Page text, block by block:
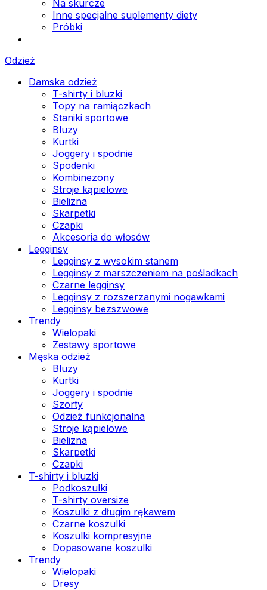
Na skurcze
Inne specjalne suplementy diety
Próbki
Odzież
Damska odzież
T-shirty i bluzki
Topy na ramiączkach
Staniki sportowe
Bluzy
Kurtki
Joggery i spodnie
Spodenki
Kombinezony
Stroje kąpielowe
Bielizna
Skarpetki
Czapki
Akcesoria do włosów
Legginsy
Legginsy z wysokim stanem
Legginsy z marszczeniem na pośladkach
Czarne legginsy
Legginsy z rozszerzanymi nogawkami
Legginsy bezszwowe
Trendy
Wielopaki
Zestawy sportowe
Męska odzież
Bluzy
Kurtki
Joggery i spodnie
Szorty
Odzież funkcjonalna
Stroje kąpielowe
Bielizna
Skarpetki
Czapki
T-shirty i bluzki
Podkoszulki
T-shirty oversize
Koszulki z długim rękawem
Czarne koszulki
Koszulki kompresyjne
Dopasowane koszulki
Trendy
Wielopaki
Dresy